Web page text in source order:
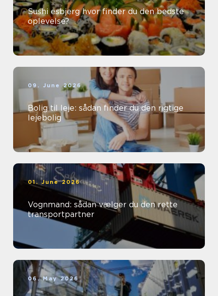
Sushi esbjerg hvor finder du den bedste
oplevelse?
09. June 2026
Bolig til leje: sådan finder du den rigtige
lejebolig
01. June 2026
Vognmand: sådan vælger du den rette
transportpartner
06. May 2026